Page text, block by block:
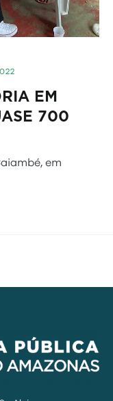
EM
700
em